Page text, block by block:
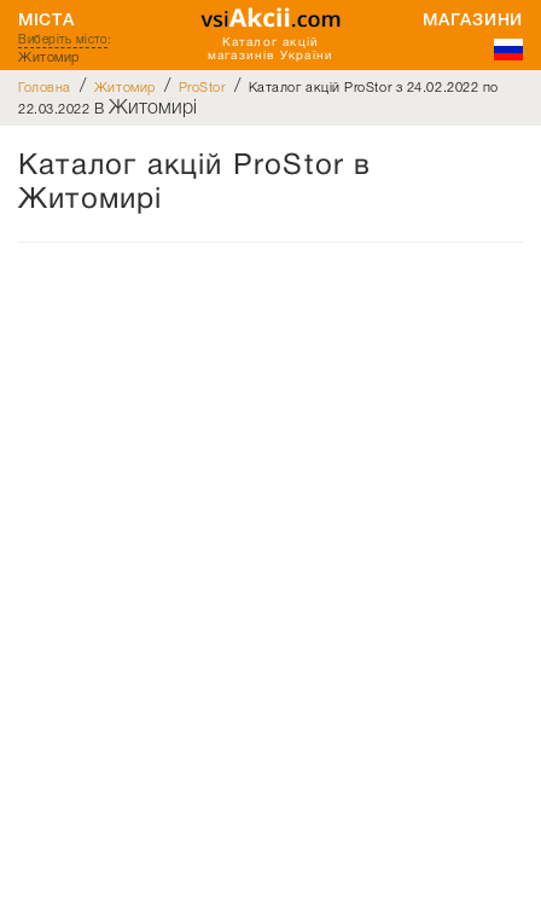
Каталог акцій
магазинів України
МІСТА МАГАЗИНИ
Виберіть місто:
Житомир
Головна / Житомир / ProStor / Каталог акцій ProStor з 24.02.2022 по
22.03.2022 в Житомирі
Каталог акцій ProStor в
Житомирі